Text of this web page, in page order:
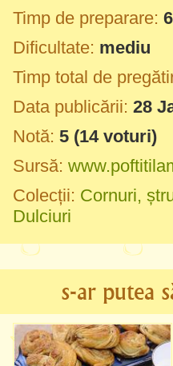
Timp de preparare:
Dificultate: mediu
Timp total de
Data publicării: 28
Notă: 5 (14voturi)
Sursă:
Colecții: Cornuri,
Dulciuri
s-ar putea